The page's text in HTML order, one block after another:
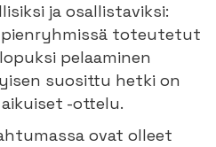
ja osallistaviksi:
toteutetut
pelaaminen
suosittu hetki on
-ottelu.
ovat olleet